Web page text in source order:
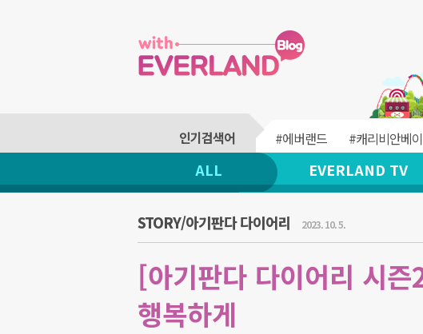
#에버랜드 #캐리비안베이
ALL EVERLAND TV
STORY/아기판다 다이어리 2023. 10. 5.
[아기판다 다이어리 시
행복하게